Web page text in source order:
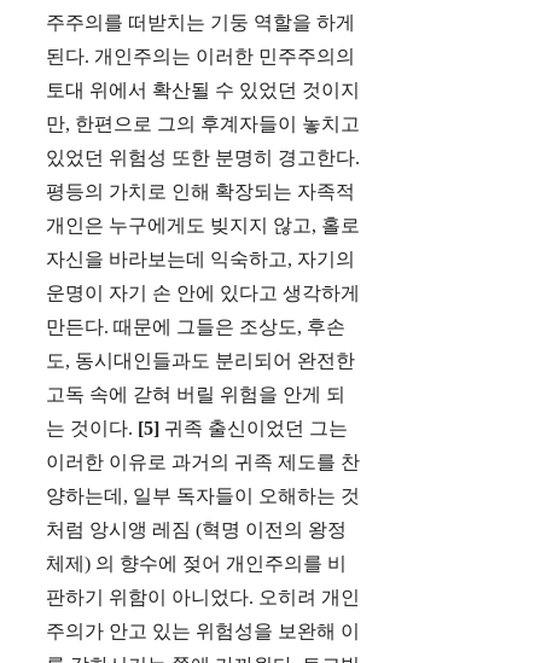
주주의를 떠받치는 기둥 역할을 하게
된다. 개인주의는 이러한 민주주의의
토대 위에서 확산될 수 있었던 것이지
만, 한편으로 그의 후계자들이 놓치고
있었던 위험성 또한 분명히 경고한다.
평등의 가치로 인해 확장되는 자족적
개인은 누구에게도 빚지지 않고, 홀로
자신을 바라보는데 익숙하고, 자기의
운명이 자기 손 안에 있다고 생각하게
만든다. 때문에 그들은 조상도, 후손
도, 동시대인들과도 분리되어 완전한
고독 속에 갇혀 버릴 위험을 안게 되
는 것이다. [5] 귀족 출신이었던 그는
이러한 이유로 과거의 귀족 제도를 찬
양하는데, 일부 독자들이 오해하는 것
처럼 앙시앵 레짐 (혁명 이전의 왕정
체제) 의 향수에 젖어 개인주의를 비
판하기 위함이 아니었다. 오히려 개인
주의가 안고 있는 위험성을 보완해 이